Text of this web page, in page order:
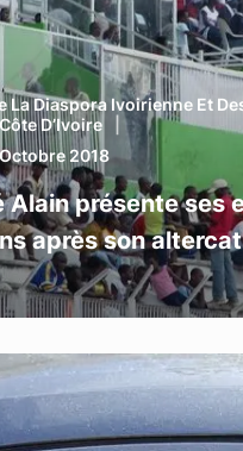
La Diaspora Ivoirienne Et
D’Ivoire
2018
Alain présente ses
après son